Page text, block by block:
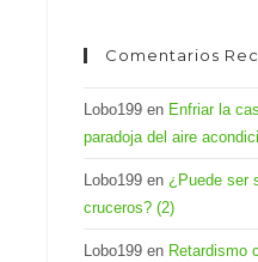
Comentarios
Lobo199 en Enfriar la
paradoja del aire
Lobo199 en ¿Puede ser
cruceros? (2)
Lobo199 en Retardismo